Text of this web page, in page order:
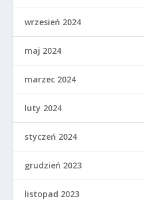
wrzesień 2024
maj 2024
marzec 2024
luty 2024
styczeń 2024
grudzień 2023
listopad 2023